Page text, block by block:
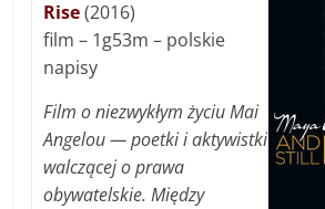
Rise(2016)
film – 1g53m – polskie
napisy
Film o niezwykłym życiu Mai
Angelou — poetki i aktywistki
walczącej o prawa
obywatelskie. Między